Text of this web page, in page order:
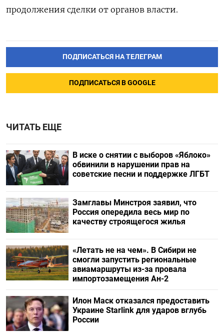
продолжения сделки от органов власти.
ПОДПИСАТЬСЯ НА ТЕЛЕГРАМ
ПОДПИСАТЬСЯ В GOOGLE
ЧИТАТЬ ЕЩЕ
В иске о снятии с выборов «Яблоко»
обвинили в нарушении прав на
советские песни и поддержке ЛГБТ
Замглавы Минстроя заявил, что
Россия опередила весь мир по
качеству строящегося жилья
«Летать не на чем». В Сибири не
смогли запустить региональные
авиамаршруты из-за провала
импортозамещения Ан-2
Илон Маск отказался предоставить
Украине Starlink для ударов вглубь
России